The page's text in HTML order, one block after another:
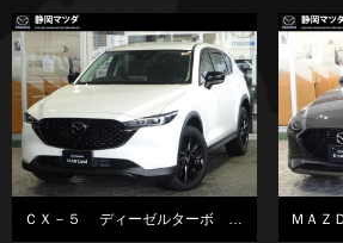
ＣＸ－５ ディーゼルターボ ＸＤ ブラックトーンエディション ６ＡＴフロアＭＴモード付ＡＴ マツダコネクトＳＤナビ フルセグＴＶ ３６０°ビューモニター ＥＴＣ 衝突被害軽減ブレーキ レーダークルーズコントロール シート・ステアリングヒーター